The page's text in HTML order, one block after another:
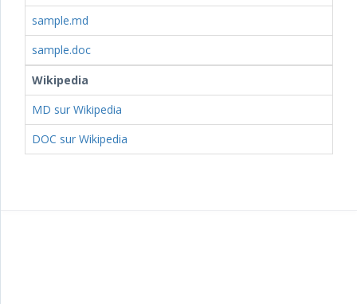
sample.md
sample.doc
Wikipedia
MD sur Wikipedia
DOC sur Wikipedia